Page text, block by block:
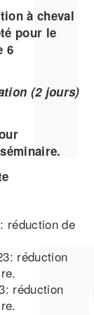
à cheval
pour le
6
(2 jours)
réduction de
réduction
réduction